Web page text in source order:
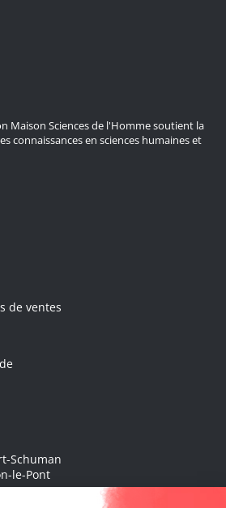
Maison Sciences de l'Homme soutient la
connaissances en sciences humaines et
de ventes
Schuman
le-Pont